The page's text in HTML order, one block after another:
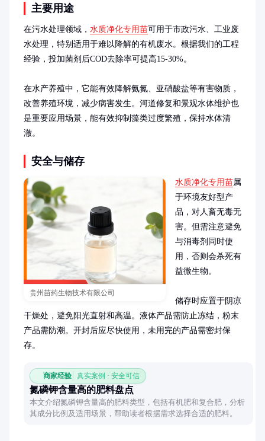
主要用途
在污水处理领域， 水质净化专用苗可用于市政污水、工业废
水处理，特别适用于难以降解的有机废水。根据我们的工程
经验，投加菌剂后COD去除率可提高15-30%。
在水产养殖中，它能有效降解氨氮、亚硝酸盐等有害物质，
改善养殖环境，减少病害发生。河道修复和景观水体维护也
是重要应用场景，能有效抑制藻类过度繁殖，保持水体清
澈。
安全与储存
贵州苗药生物技术有限公司
水质净化专用苗属
于环境友好型产
品，对人畜无毒无
害。但需注意避免
与消毒剂同时使
用，否则会杀死有
益微生物。
储存时应置于阴凉
干燥处，避免阳光直射和高温。液体产品需防止冻结，粉末
产品需防潮。开封后应尽快使用，未用完的产品需密封保
存。
商家经验 真实案例 · 安全可信
氮磷钾含量高的肥料盘点
本文介绍氮磷钾含量高的肥料类型，包括有机肥和复合肥，分析
其成分比例及适用场景，帮助读者根据需求选择合适的肥料。